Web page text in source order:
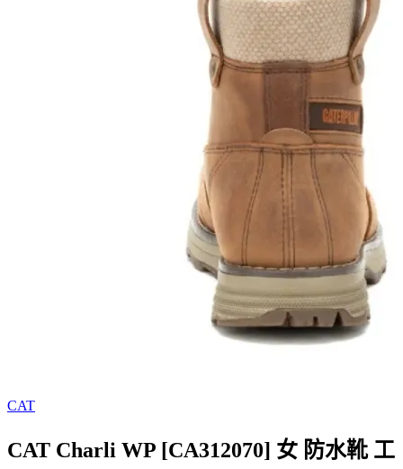
CAT
CAT Charli WP [CA312070] 女 防水靴 工